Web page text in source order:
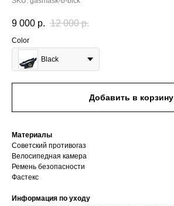
9 000 р. 12 000 р.
Color
Black
Добавить в корзину
Материалы
Советский противогаз
Велосипедная камера
Ремень безопасности
Фастекс
Информация по уходу